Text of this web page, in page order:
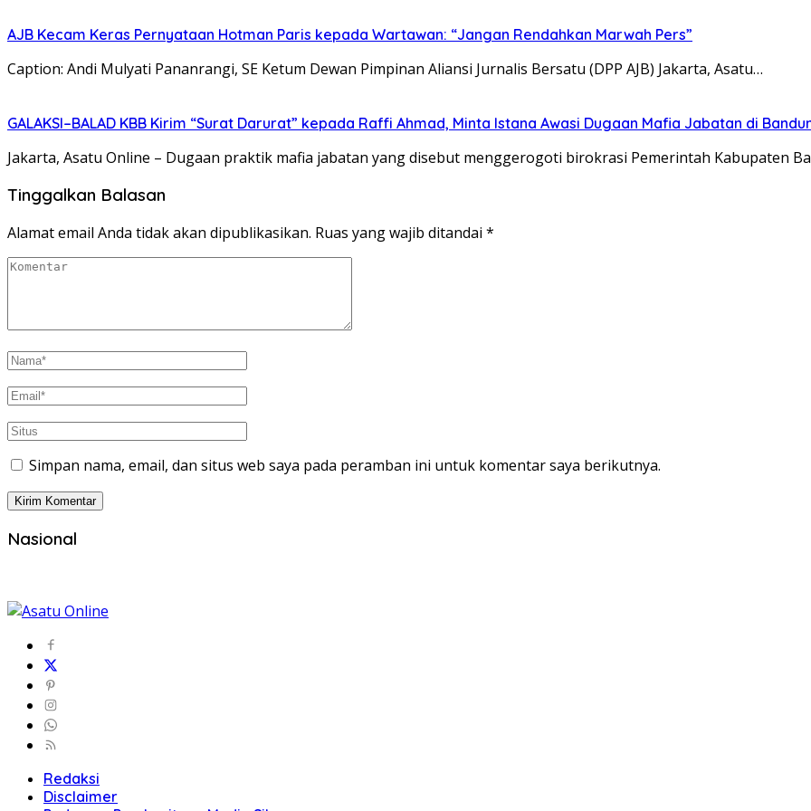
AJB Kecam Keras Pernyataan Hotman Paris kepada Wartawan: “Jangan Rendahkan Marwah Pers”
Caption: Andi Mulyati Pananrangi, SE Ketum Dewan Pimpinan Aliansi Jurnalis Bersatu (DPP AJB) Jakarta, Asatu…
GALAKSI–BALAD KBB Kirim “Surat Darurat” kepada Raffi Ahmad, Minta Istana Awasi Dugaan Mafia Jabatan di
Jakarta, Asatu Online – Dugaan praktik mafia jabatan yang disebut menggerogoti birokrasi Pemerintah Kabupaten
Tinggalkan Balasan
Alamat email Anda tidak akan dipublikasikan. Ruas yang wajib ditandai *
Simpan nama, email, dan situs web saya pada peramban ini untuk komentar saya berikutnya.
Nasional
Redaksi
Disclaimer